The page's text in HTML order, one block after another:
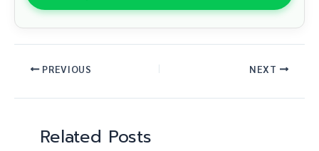
PREVIOUS NEXT
Related Posts